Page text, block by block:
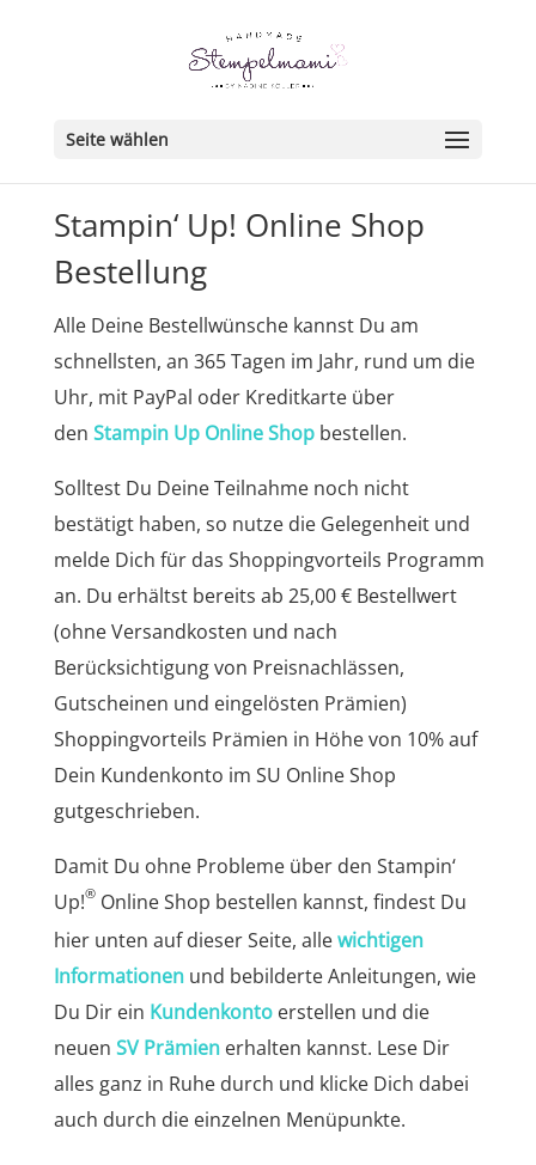
Seite wählen
Stampin‘ Up! Online Shop
Bestellung
Alle Deine Bestellwünsche kannst Du am
schnellsten, an 365 Tagen im Jahr, rund um die
Uhr, mit PayPal oder Kreditkarte über
den Stampin Up Online Shop bestellen.
Solltest Du Deine Teilnahme noch nicht
bestätigt haben, so nutze die Gelegenheit und
melde Dich für das Shoppingvorteils Programm
an. Du erhältst bereits ab 25,00 € Bestellwert
(ohne Versandkosten und nach
Berücksichtigung von Preisnachlässen,
Gutscheinen und eingelösten Prämien)
Shoppingvorteils Prämien in Höhe von 10% auf
Dein Kundenkonto im SU Online Shop
gutgeschrieben.
Damit Du ohne Probleme über den Stampin‘
Up!® Online Shop bestellen kannst, findest Du
hier unten auf dieser Seite, allewichtigen
Informationen und bebilderte Anleitungen, wie
Du Dir ein Kundenkonto erstellen und die
neuenSV Prämien erhalten kannst. Lese Dir
alles ganz in Ruhe durch und klicke Dich dabei
auch durch die einzelnen Menüpunkte.